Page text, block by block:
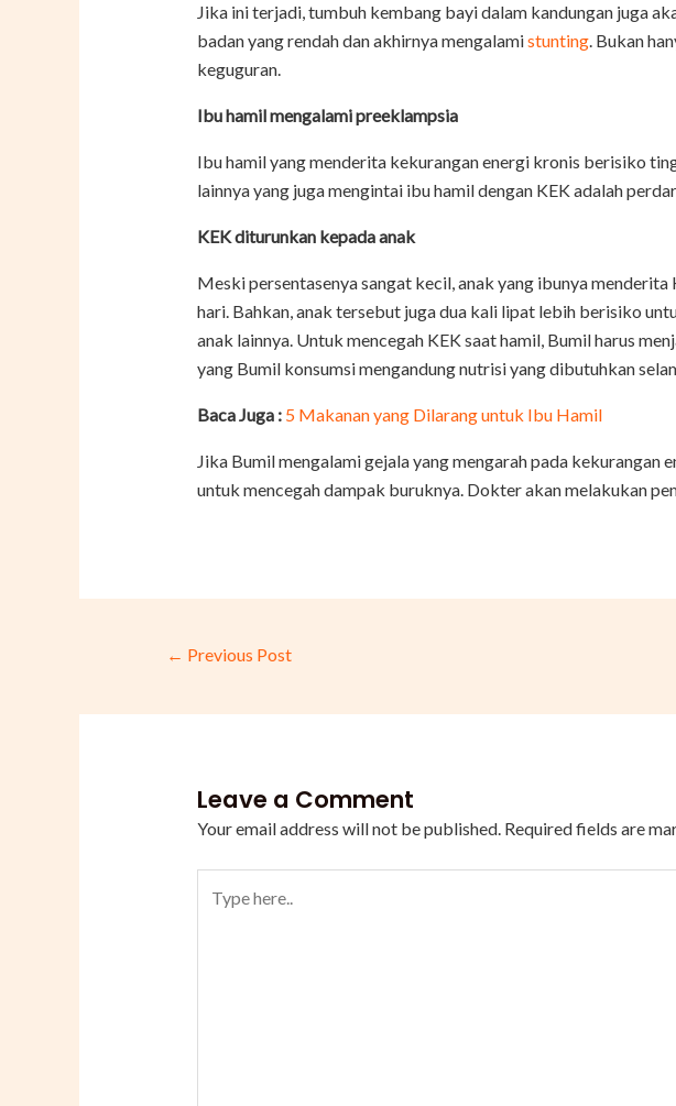
Jika ini terjadi, tumbuh kembang bayi dalam kandungan juga
badan yang rendah dan akhirnya mengalamistunting. Bukan
keguguran.
Ibu hamil mengalami preeklampsia
Ibu hamil yang menderita kekurangan energi kronis berisiko
lainnya yang juga mengintai ibu hamil dengan KEK adalah
KEK diturunkan kepada anak
Meski persentasenya sangat kecil, anak yang ibunya
hari. Bahkan, anak tersebut juga dua kali lipat lebih berisiko
anak lainnya. Untuk mencegah KEK saat hamil, Bumil harus
yang Bumil konsumsi mengandung nutrisi yang dibutuhkan
Baca Juga : 5 Makanan yang Dilarang untuk Ibu Hamil
Jika Bumil mengalami gejala yang mengarah pada
untuk mencegah dampak buruknya. Dokter akan melakukan
← Previous Post
Leave a Comment
Your email address will not be published. Required fields are
here..